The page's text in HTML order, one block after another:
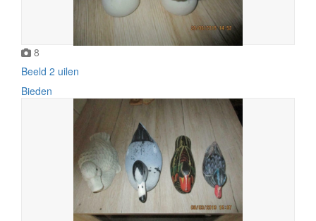
8
Beeld 2 uilen
Bieden